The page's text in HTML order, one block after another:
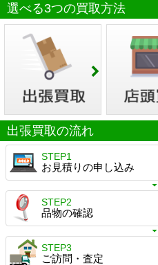
選べる3つの買取方法
出張買取の流れ
STEP1
お見積りの申し込み
STEP2
品物の確認
STEP3
ご訪問・査定